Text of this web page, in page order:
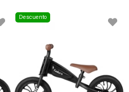
Descuento